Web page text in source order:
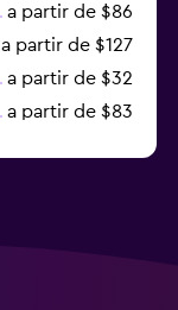
a partir de $86
a partir de $127
a partir de $32
a partir de $83